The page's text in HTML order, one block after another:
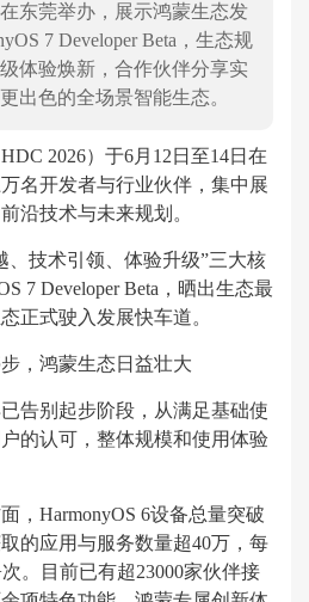
东莞举办，展示鸿蒙生态发
7 Developer Beta，生态规
体验焕新，合作伙伴分享实
出色的全场景智能生态。
2026）于6月12日至14日在
名开发者与行业伙伴，集中展
沿技术与未来规划。
、技术引领、体验升级”三大核
7 Developer Beta，晒出生态最
正式驶入发展快车道。
，鸿蒙生态日益壮大
告别起步阶段，从满足基础使
的认可，整体规模和使用体验
，HarmonyOS 6设备总量突破
的应用与服务数量超40万，每
。目前已有超23000家伙伴接